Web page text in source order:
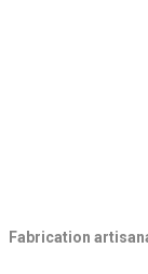
Fabrication